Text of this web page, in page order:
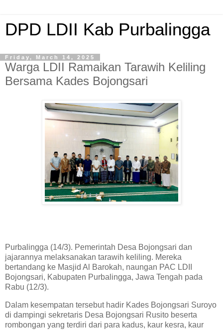
DPD LDII Kab Purbalingga
Friday, March 14, 2025
Warga LDII Ramaikan Tarawih Keliling
Bersama Kades Bojongsari
Purbalingga (14/3). Pemerintah Desa Bojongsari dan
jajarannya melaksanakan tarawih keliling. Mereka
bertandang ke Masjid Al Barokah, naungan PAC LDII
Bojongsari, Kabupaten Purbalingga, Jawa Tengah pada
Rabu (12/3).
Dalam kesempatan tersebut hadir Kades Bojongsari Suroyo
di dampingi sekretaris Desa Bojongsari Rusito beserta
rombongan yang terdiri dari para kadus, kaur kesra, kaur